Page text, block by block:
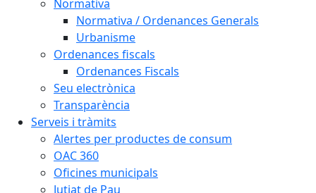
Normativa
Normativa / Ordenances Generals
Urbanisme
Ordenances fiscals
Ordenances Fiscals
Seu electrònica
Transparència
Serveis i tràmits
Alertes per productes de consum
OAC 360
Oficines municipals
Jutjat de Pau